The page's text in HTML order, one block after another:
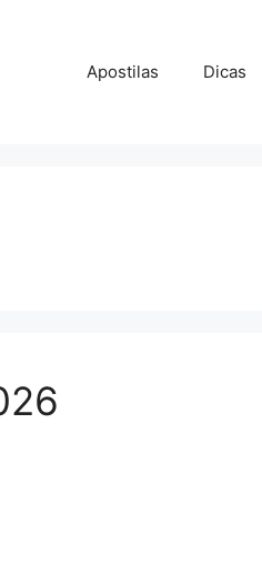
Apostilas Dicas